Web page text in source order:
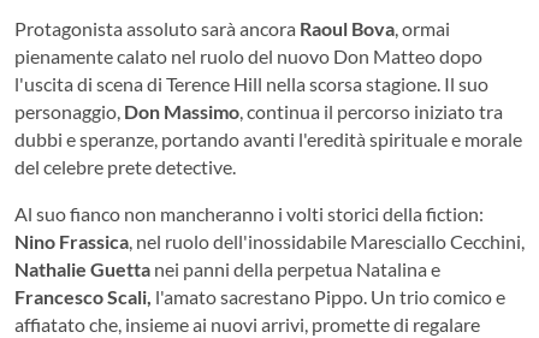
Protagonista assoluto sarà ancora Raoul Bova , ormai
pienamente calato nel ruolo del nuovo Don Matteo dopo
l'uscita di scena di Terence Hill nella scorsa stagione. Il suo
personaggio, Don Massimo , continua il percorso iniziato tra
dubbi e speranze, portando avanti l'eredità spirituale e morale
del celebre prete detective.
Al suo fianco non mancheranno i volti storici della fiction:
Nino Frassica , nel ruolo dell'inossidabile Maresciallo Cecchini,
Nathalie Guetta nei panni della perpetua Natalina e
Francesco Scali, l'amato sacrestano Pippo. Un trio comico e
affiatato che, insieme ai nuovi arrivi, promette di regalare